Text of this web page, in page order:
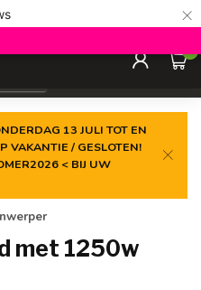
×
0
13 JULI TOT EN
VAKANTIE / GESLOTEN!
< BIJ UW
met 1250w